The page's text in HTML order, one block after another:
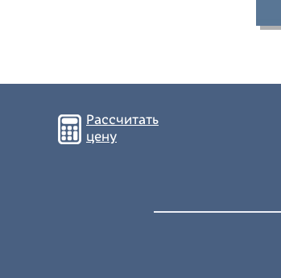
Рассчитать
цену